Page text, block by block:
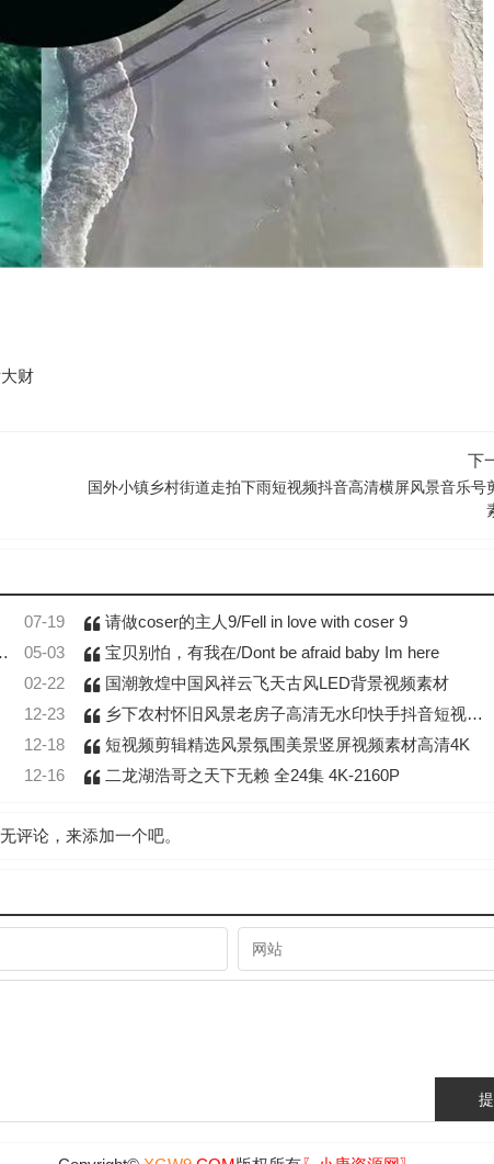
财
下
国外小镇乡村街道走拍下雨短视频抖音高清横屏风景音乐号
07-19
请做coser的主人9/Fell in love with coser 9
05-03
宝贝别怕，有我在/Dont be afraid baby Im here
02-22
国潮敦煌中国风祥云飞天古风LED背景视频素材
12-23
乡下农村怀旧风景老房子高清无水印快手抖音短视频素材
12-18
短视频剪辑精选风景氛围美景竖屏视频素材高清4K
12-16
二龙湖浩哥之天下无赖 全24集 4K-2160P
评论，来添加一个吧。